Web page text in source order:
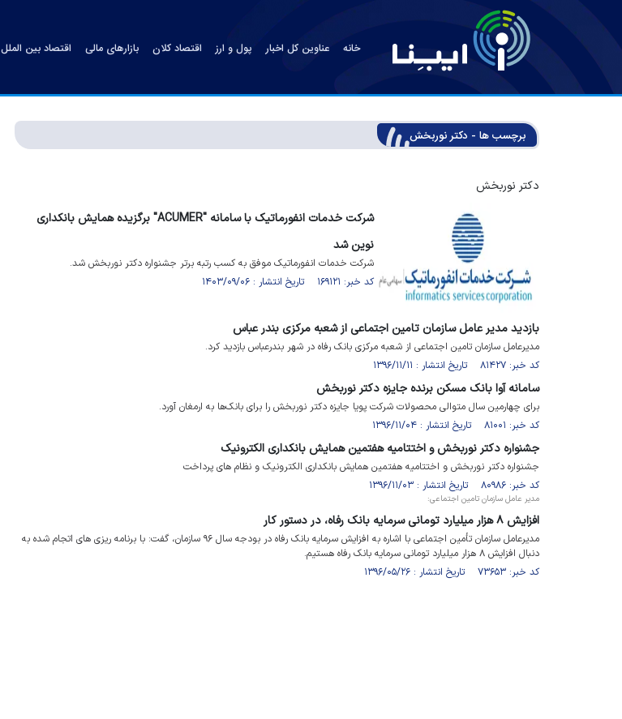
خانه عناوین کل اخبار پول و ارز اقتصاد کلان بازارهای مالی اقتصاد بین الملل
برچسب ها - دکتر نوربخش
دکتر نوربخش
شرکت خدمات انفورماتیک با سامانه "ACUMER" برگزیده همایش بانکداری
نوین شد
شرکت خدمات انفورماتیک موفق به کسب رتبه برتر جشنواره دکتر نوربخش شد.
کد خبر: ۱۶۹۱۲۱ تاریخ انتشار : ۱۴۰۳/۰۹/۰۶
بازدید مدیر عامل سازمان تامین اجتماعی از شعبه مرکزی بندر عباس
مدیرعامل سازمان تامین اجتماعی از شعبه مرکزی بانک رفاه در شهر بندرعباس بازدید کرد.
کد خبر: ۸۱۴۲۷ تاریخ انتشار : ۱۳۹۶/۱۱/۱۱
سامانه آوا بانک مسکن برنده جایزه دکتر نوربخش
برای چهارمین سال متوالی محصولات شرکت پویا جایزه دکتر نوربخش را برای بانک‌ها به ارمغان آورد.
کد خبر: ۸۱۰۰۱ تاریخ انتشار : ۱۳۹۶/۱۱/۰۴
جشنواره دکتر نوربخش و اختتامیه هفتمین همایش بانکداری الکترونیک
جشنواره دکتر نوربخش و اختتامیه هفتمین همایش بانکداری الکترونیک و نظام های پرداخت
کد خبر: ۸۰۹۸۶ تاریخ انتشار : ۱۳۹۶/۱۱/۰۳
مدیر عامل سازمان تامین اجتماعی:
افزایش ۸ هزار میلیارد تومانی سرمایه بانک رفاه، در دستور کار
مدیرعامل سازمان تأمین اجتماعی با اشاره به افزایش سرمایه بانک رفاه در بودجه سال ۹۶ سازمان، گفت: با برنامه ریزی های اتجام شده به
دنبال افزایش ۸ هزار میلیارد تومانی سرمایه بانک رفاه هستیم.
کد خبر: ۷۳۶۵۳ تاریخ انتشار : ۱۳۹۶/۰۵/۲۶